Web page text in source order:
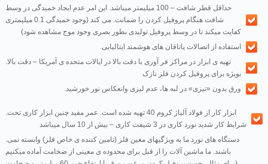
حداقل قطر شافت – 100 میلیمتر میباشد. این امر عدم ایجاد خمیدگی در وسط
شافت هنگام پروفیل کردن را ضمانت. می کند (وجود خمیدگی 0.1 میلیمتری
کفایت میکند تا در وسط پروفیل تولیدی بطور بصری وجود موج مشاهده شود)
.استفاده از اتصالات یاتاقان های هوشمند ایتالیایی
بویژه برای پروفیل کردن فلز نازک
.ورق بدون «تیزی» در لبه ها، عدم لیزی وانعکاس نور خورشید
شرایط کار شدید نورد کاری در 3 شیفت کاری – بیش از 10 سال میباشد
باشند. ما ماشین آلات را از قبل برای محدوده ی معینی از ضخامت آماده میکنیم